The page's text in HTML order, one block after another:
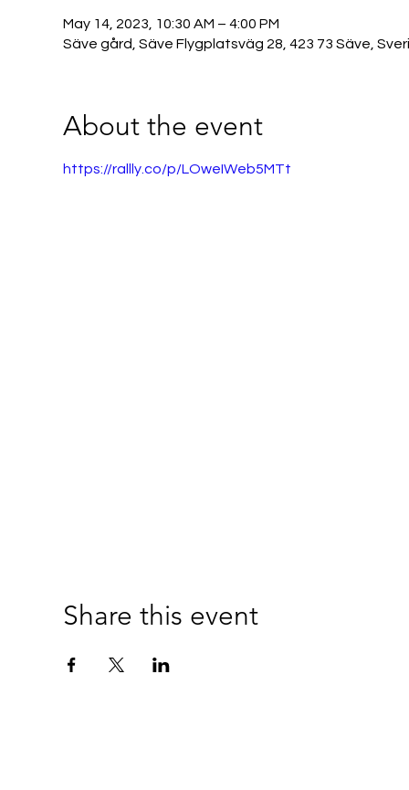
May 14, 2023, 10:30 AM – 4:00 PM
Säve gård, Säve Flygplatsväg 28, 423 73 Säve,
About the event
https://rallly.co/p/LOweIWeb5MTt
Share this event